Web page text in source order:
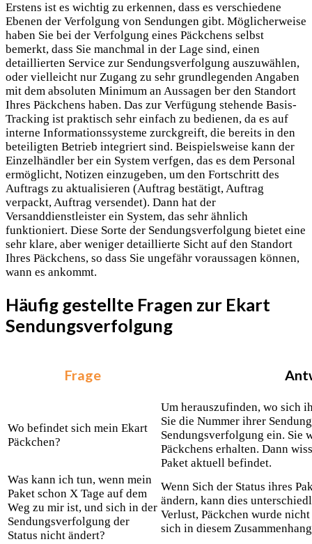
Erstens ist es wichtig zu erkennen, dass es verschiedene
Ebenen der Verfolgung von Sendungen gibt. Möglicherweise
haben Sie bei der Verfolgung eines Päckchens selbst
bemerkt, dass Sie manchmal in der Lage sind, einen
detaillierten Service zur Sendungsverfolgung auszuwählen,
oder vielleicht nur Zugang zu sehr grundlegenden Angaben
mit dem absoluten Minimum an Aussagen ber den Standort
Ihres Päckchens haben. Das zur Verfügung stehende Basis-
Tracking ist praktisch sehr einfach zu bedienen, da es auf
interne Informationssysteme zurckgreift, die bereits in den
beteiligten Betrieb integriert sind. Beispielsweise kann der
Einzelhändler ber ein System verfgen, das es dem Personal
ermöglicht, Notizen einzugeben, um den Fortschritt des
Auftrags zu aktualisieren (Auftrag bestätigt, Auftrag
verpackt, Auftrag versendet). Dann hat der
Versanddienstleister ein System, das sehr ähnlich
funktioniert. Diese Sorte der Sendungsverfolgung bietet eine
sehr klare, aber weniger detaillierte Sicht auf den Standort
Ihres Päckchens, so dass Sie ungefähr voraussagen können,
wann es ankommt.
Häufig gestellte Fragen zur Ekart
Sendungsverfolgung
Frage
Wo befindet sich mein Ekart
Päckchen?
Um herauszufinden, wo sich
Sie die Nummer ihrer
Sendungsverfolgung ein. Sie
Päckchens erhalten. Dann
Paket aktuell befindet.
Was kann ich tun, wenn mein
Paket schon X Tage auf dem
Weg zu mir ist, und sich in der
Sendungsverfolgung der
Status nicht ändert?
Wenn Sich der Status ihres
ändern, kann dies
Verlust, Päckchen wurde
sich in diesem